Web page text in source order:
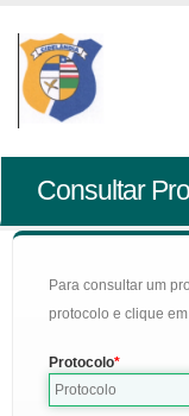
Consultar
Para consultar um
protocolo e clique
Protocolo